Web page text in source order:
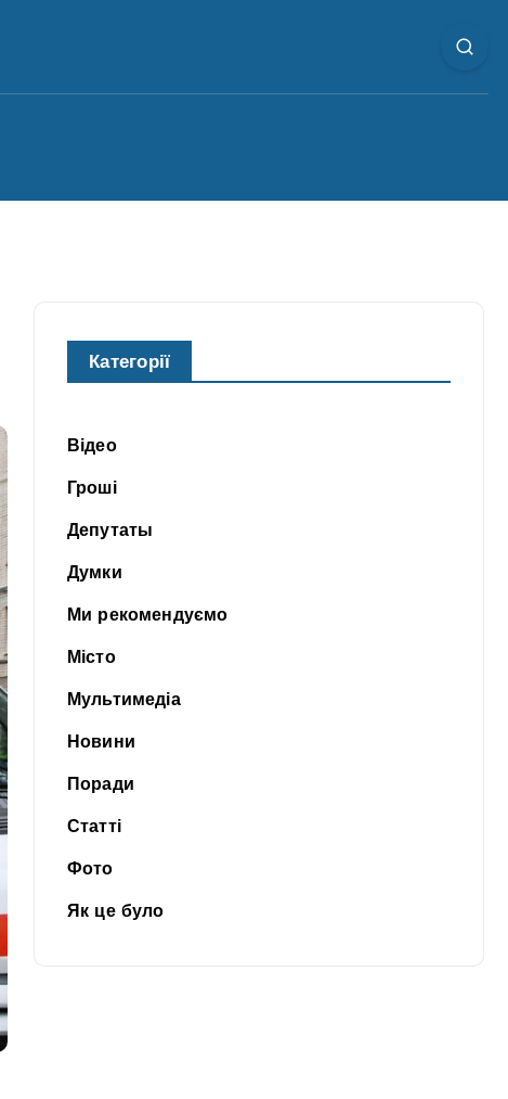
Категорії
Відео
Гроші
Депутаты
Думки
Ми рекомендуємо
Місто
Мультимедіа
Новини
Поради
Статті
Фото
Як це було